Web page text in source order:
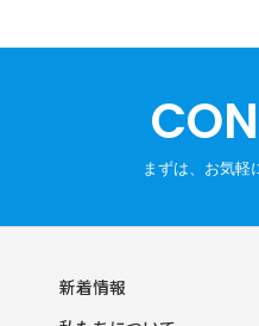
新着情報